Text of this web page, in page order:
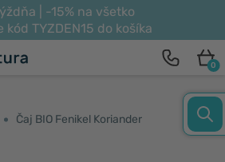
| -15% na všetko
kód TYZDEN15 do košíka
0
Čaj BIO Fenikel Koriander